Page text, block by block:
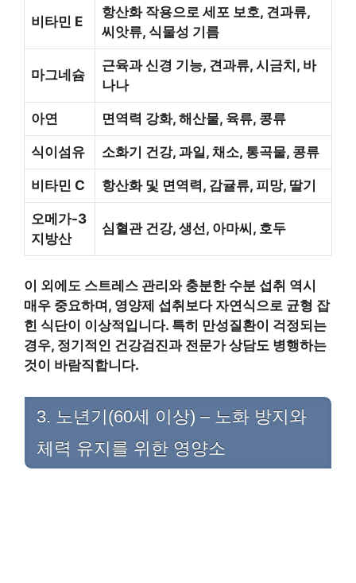
비타민 E
항산화 작용으로 세포 보호, 견과류,
씨앗류, 식물성 기름
마그네슘
근육과 신경 기능, 견과류, 시금치, 바
나나
아연 면역력 강화, 해산물, 육류, 콩류
식이섬유 소화기 건강, 과일, 채소, 통곡물, 콩류
비타민 C 항산화 및 면역력, 감귤류, 피망, 딸기
오메가-3
지방산
심혈관 건강, 생선, 아마씨, 호두
이 외에도 스트레스 관리와 충분한 수분 섭취 역시
매우 중요하며, 영양제 섭취보다 자연식으로 균형 잡
힌 식단이 이상적입니다. 특히 만성질환이 걱정되는
경우, 정기적인 건강검진과 전문가 상담도 병행하는
것이 바람직합니다.
3. 노년기(60세 이상) – 노화 방지와
체력 유지를 위한 영양소